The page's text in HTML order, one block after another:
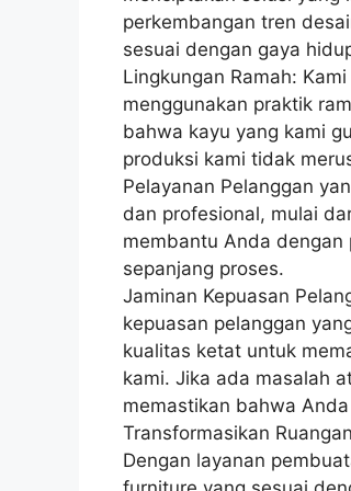
perkembangan tren
sesuai dengan gaya
Lingkungan Ramah:
menggunakan praktik
bahwa kayu yang kami
produksi kami tidak
Pelayanan Pelanggan
dan profesional, mulai
membantu Anda dengan
sepanjang proses.
Jaminan Kepuasan
kepuasan pelanggan
kualitas ketat untuk
kami. Jika ada masalah
memastikan bahwa
Transformasikan
Dengan layanan